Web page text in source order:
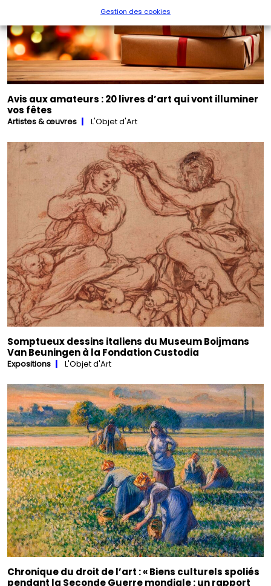
Gestion des cookies
Avis aux amateurs : 20 livres d’art qui vont illuminer
vos fêtes
Artistes & œuvres L'Objet d'Art
Somptueux dessins italiens du Museum Boijmans
Van Beuningen à la Fondation Custodia
Expositions L'Objet d'Art
Chronique du droit de l’art : « Biens culturels spoliés
pendant la Seconde Guerre mondiale : un rapport